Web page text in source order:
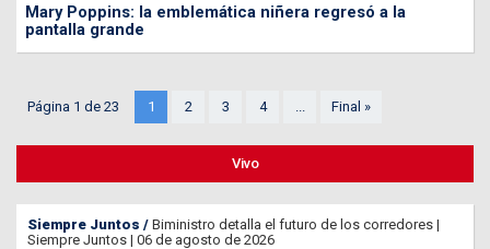
Mary Poppins: la emblemática niñera regresó a la
pantalla grande
Página 1 de 23 1 2 3 4 ... Final »
Vivo
Siempre Juntos
Biministro detalla el futuro de los corredores |
Siempre Juntos | 06 de agosto de 2026